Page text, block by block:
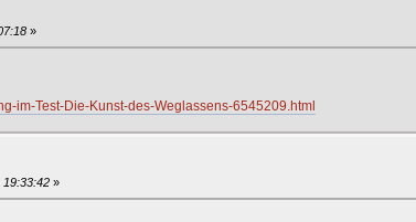
»
im-Test-Die-Kunst-des-Weglassens-6545209.html
19:33:42 »